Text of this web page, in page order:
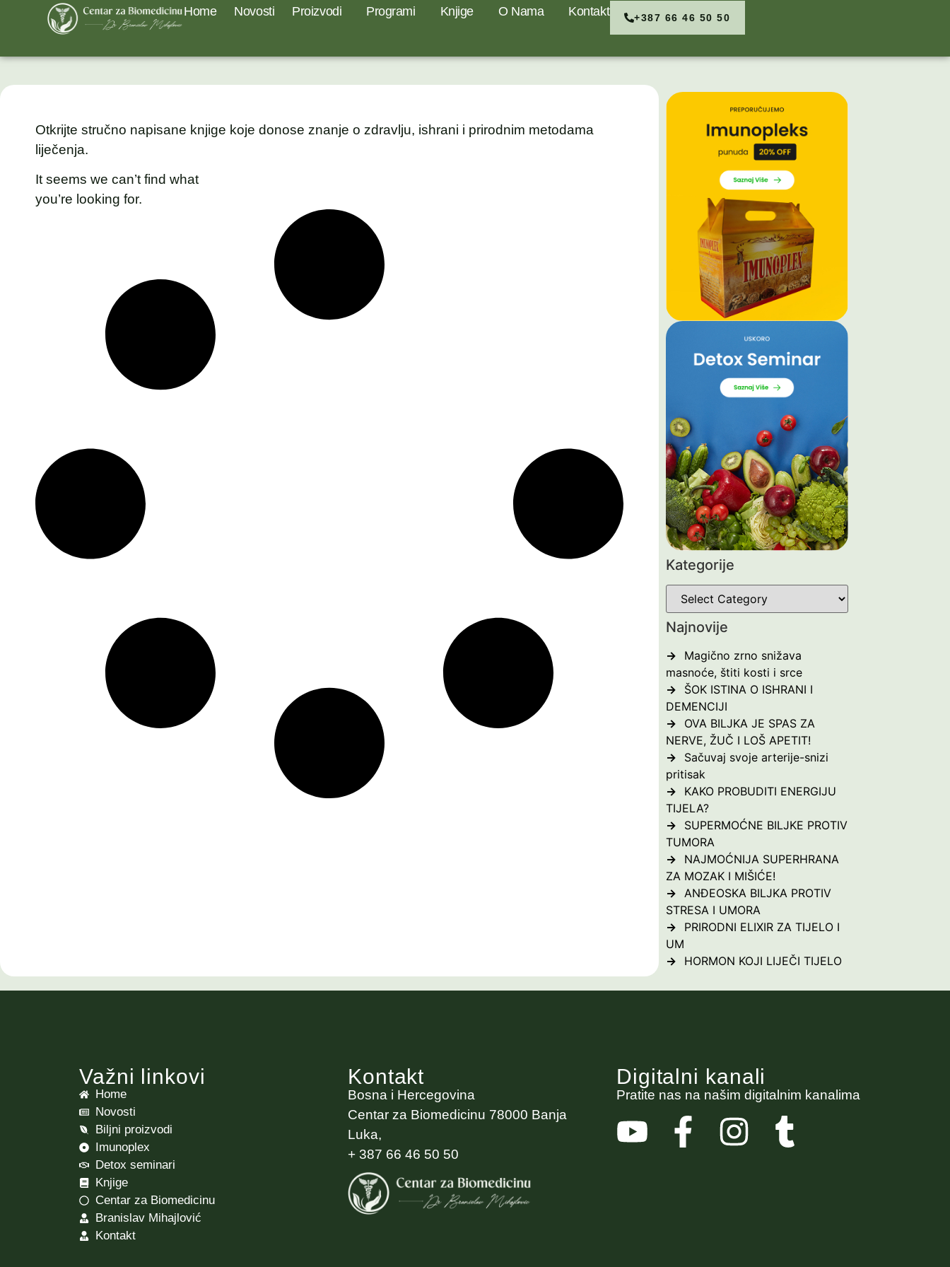
Home Novosti Proizvodi Programi Knjige O Nama Kontakt +387 66 46 50 50
Otkrijte stručno napisane knjige koje donose znanje o zdravlju, ishrani i prirodnim metodama
liječenja.
It seems we can’t find what
you’re looking for.
Kategorije
Najnovije
Magično zrno snižava
masnoće, štiti kosti i srce
ŠOK ISTINA O ISHRANI I
DEMENCIJI
OVA BILJKA JE SPAS ZA
NERVE, ŽUČ I LOŠ APETIT!
Sačuvaj svoje arterije-snizi
pritisak
KAKO PROBUDITI ENERGIJU
TIJELA?
SUPERMOĆNE BILJKE PROTIV
TUMORA
NAJMOĆNIJA SUPERHRANA
ZA MOZAK I MIŠIĆE!
ANĐEOSKA BILJKA PROTIV
STRESA I UMORA
PRIRODNI ELIXIR ZA TIJELO I
UM
HORMON KOJI LIJEČI TIJELO
Važni linkovi
Home
Novosti
Biljni proizvodi
Imunoplex
Detox seminari
Knjige
Centar za Biomedicinu
Branislav Mihajlović
Kontakt
Kontakt
Bosna i Hercegovina
Centar za Biomedicinu 78000 Banja
Luka,
+ 387 66 46 50 50
Digitalni kanali
Pratite nas na našim digitalnim kanalima